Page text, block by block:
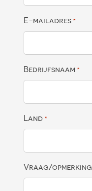
E-mailadres *
Bedrijfsnaam *
Land *
Vraag/opmerking